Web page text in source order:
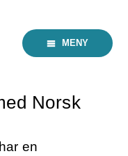
MENY
har en